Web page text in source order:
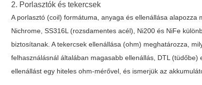
2. Porlasztók és tekercsek
A porlasztó (coil) formátuma, anyaga és ellenállása
Nichrome, SS316L (rozsdamentes acél), Ni200 és NiFe
biztosítanak. A tekercsek ellenállása (ohm) meghatározza,
felhasználásnál általában magasabb ellenállás, DTL
ellenállást egy hiteles ohm-mérővel, és ismerjük az